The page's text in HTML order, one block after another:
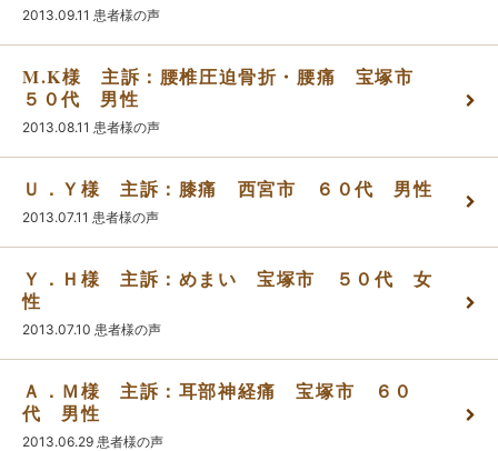
患者さまの声
かんわブログ
2013.09.11 患者様の声
M.K様 主訴：腰椎圧迫骨折・腰痛 宝塚市
５０代 男性
2013.08.11 患者様の声
Ｕ．Ｙ様 主訴：膝痛 西宮市 ６０代 男性
2013.07.11 患者様の声
Ｙ．Ｈ様 主訴：めまい 宝塚市 ５０代 女
性
2013.07.10 患者様の声
Ａ．Ｍ様 主訴：耳部神経痛 宝塚市 ６０
代 男性
2013.06.29 患者様の声